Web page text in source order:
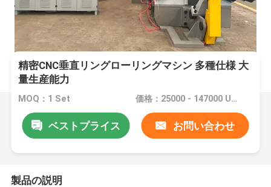
精密CNC垂直リングローリングマシン 多種仕様 大
量生産能力
MOQ：1 Set 価格：25000 - 147000 USD Per Set
ベストプライス お問い合わせ
製品の説明